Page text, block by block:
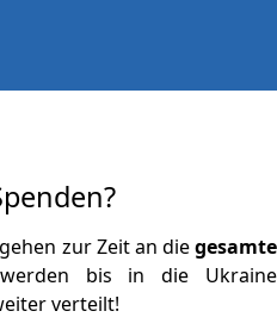
zur Zeit an diegesamte
werden bis in die Ukraine
verteilt!